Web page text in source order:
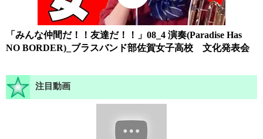
「みんな仲間だ！！友達だ！！」08_4 演奏(Paradise Has
NO BORDER)_ブラスバンド部佐賀女子高校 文化発表会
注目動画